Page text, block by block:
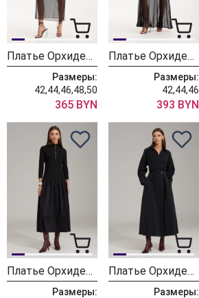
Платье ОрхидеяЛюкс 1516
Размеры:
42,44,46,48,50
365 BYN
Платье ОрхидеяЛюкс 1503
Размеры:
42,44,46
393 BYN
Платье ОрхидеяЛюкс 1479
Размеры:
Платье ОрхидеяЛюкс 1478
Размеры: